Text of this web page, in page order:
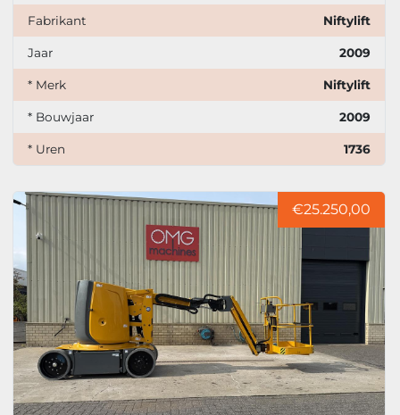
Fabrikant Niftylift
Jaar 2009
* Merk Niftylift
* Bouwjaar 2009
* Uren 1736
€25.250,00